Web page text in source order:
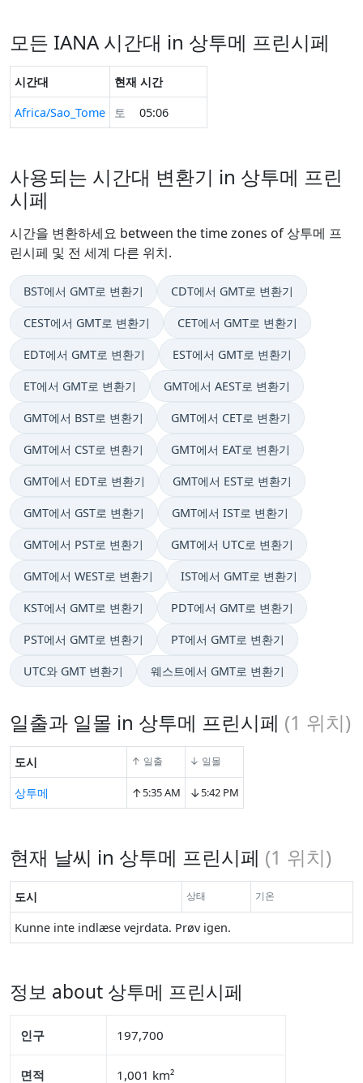
모든 IANA 시간대 in 상투메 프린시페
시간대
현재 시간
Africa/Sao_Tome
토 05:06
사용되는 시간대 변환기 in 상투메 프린
시페
시간을 변환하세요 between the time zones of 상투메 프
린시페 및 전 세계 다른 위치.
BST에서 GMT로 변환기 CDT에서 GMT로 변환기
CEST에서 GMT로 변환기 CET에서 GMT로 변환기
EDT에서 GMT로 변환기 EST에서 GMT로 변환기
ET에서 GMT로 변환기 GMT에서 AEST로 변환기
GMT에서 BST로 변환기 GMT에서 CET로 변환기
GMT에서 CST로 변환기 GMT에서 EAT로 변환기
GMT에서 EDT로 변환기 GMT에서 EST로 변환기
GMT에서 GST로 변환기 GMT에서 IST로 변환기
GMT에서 PST로 변환기 GMT에서 UTC로 변환기
GMT에서 WEST로 변환기 IST에서 GMT로 변환기
KST에서 GMT로 변환기 PDT에서 GMT로 변환기
PST에서 GMT로 변환기 PT에서 GMT로 변환기
UTC와 GMT 변환기 웨스트에서 GMT로 변환기
일출과 일몰 in 상투메 프린시페 (1 위치)
도시 ↑ 일출 ↓ 일몰
상투메 ↑5:35 AM ↓5:42 PM
현재 날씨 in 상투메 프린시페 (1 위치)
도시 상태 기온
Kunne inte indlæse vejrdata. Prøv igen.
정보 about 상투메 프린시페
인구 197,700
면적 1,001 km²